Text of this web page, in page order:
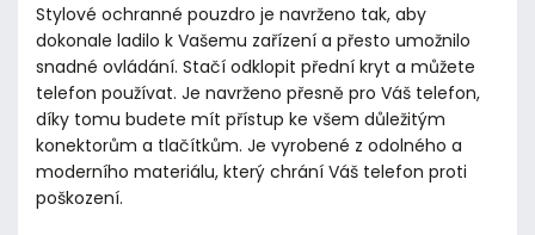
Stylové ochranné pouzdro je navrženo tak, aby
dokonale ladilo k Vašemu zařízení a přesto umožnilo
snadné ovládání. Stačí odklopit přední kryt a můžete
telefon používat. Je navrženo přesně pro Váš telefon,
díky tomu budete mít přístup ke všem důležitým
konektorům a tlačítkům. Je vyrobené z odolného a
moderního materiálu, který chrání Váš telefon proti
poškození.